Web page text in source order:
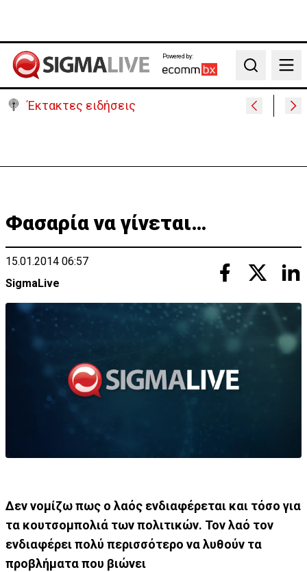
Powered by:
Search
Έκτακτες ειδήσεις
Φασαρία να γίνεται…
15.01.2014 06:57
SigmaLive
Δεν νομίζω πως ο λαός ενδιαφέρεται και τόσο για
τα κουτσομπολιά των πολιτικών. Τον λαό τον
ενδιαφέρει πολύ περισσότερο να λυθούν τα
προβλήματα που βιώνει